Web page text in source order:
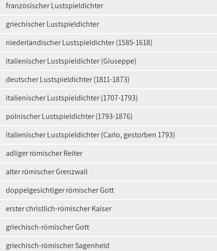
französischer Lustspieldichter
griechischer Lustspieldichter
niederländischer Lustspieldichter (1585-1618)
italienischer Lustspieldichter (Giuseppe)
deutscher Lustspieldichter (1811-1873)
italienischer Lustspieldichter (1707-1793)
polnischer Lustspieldichter (1793-1876)
italienischer Lustspieldichter (Carlo, gestorben 1793)
adliger römischer Reiter
alter römischer Grenzwall
doppelgesichtiger römischer Gott
erster christlich-römischer Kaiser
griechisch-römischer Gott
griechisch-römischer Sagenheld